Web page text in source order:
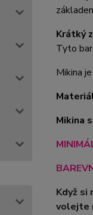
Krátký
Tyto
Mikina
Mikina
Když
volejte